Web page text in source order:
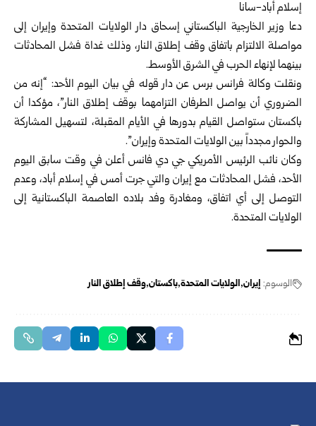
إسلام أباد-سانا
دعا وزير الخارجية الباكستاني إسحاق دار الولايات المتحدة وإيران إلى
مواصلة الالتزام باتفاق وقف إطلاق النار، وذلك غداة فشل المحادثات
بينهما لإنهاء الحرب في الشرق الأوسط.
ونقلت وكالة فرانس برس عن دار قوله في بيان اليوم الأحد: “إنه من
الضروري أن يواصل الطرفان التزامهما بوقف إطلاق النار”، مؤكدا أن
باكستان ستواصل القيام بدورها في الأيام المقبلة، لتسهيل المشاركة
والحوار مجدداً بين الولايات المتحدة وإيران”.
وكان نائب الرئيس الأمريكي جي دي فانس أعلن في وقت سابق اليوم
الأحد، فشل المحادثات مع إيران والتي جرت أمس في إسلام أباد، وعدم
التوصل إلى أي اتفاق، ومغادرة وفد بلاده العاصمة الباكستانية إلى
الولايات المتحدة.
الوسوم: إيران الولايات المتحدة باكستان وقف إطلاق النار